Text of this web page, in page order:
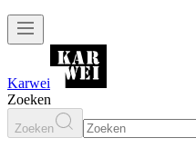
Karwei
Zoeken
Zoeken